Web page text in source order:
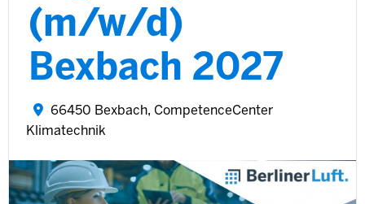
(m/w/d)
Bexbach 2027
66450 Bexbach, CompetenceCenter
Klimatechnik